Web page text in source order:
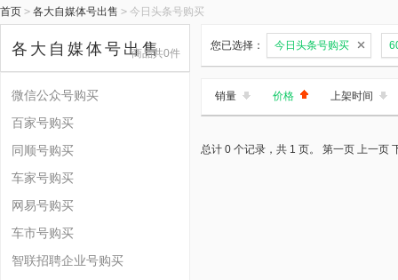
首页 > 各大自媒体号出售 > 今日头条号购买
各大自媒体号出售
商品共0件
微信公众号购买
百家号购买
同顺号购买
车家号购买
网易号购买
车市号购买
智联招聘企业号购买
您已选择： 今日头条号购买
销量 价格 上架时间
总计 0 个记录，共 1 页。 第一页 上一页